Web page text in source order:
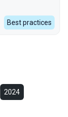
Best practices
2024